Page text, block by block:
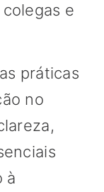
e
práticas
no
à